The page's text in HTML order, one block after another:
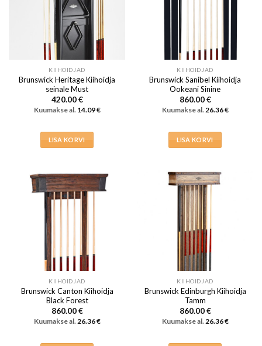
KIIHOIDJAD
Brunswick Heritage Kiihoidja
seinale Must
420.00€
Kuumakse al. 14.09€
LISA KORVI
KIIHOIDJAD
Brunswick Sanibel Kiihoidja
Ookeani Sinine
860.00€
Kuumakse al. 26.36€
LISA KORVI
KIIHOIDJAD
Brunswick Canton Kiihoidja
Black Forest
860.00€
Kuumakse al. 26.36€
KIIHOIDJAD
Brunswick Edinburgh Kiihoidja
Tamm
860.00€
Kuumakse al. 26.36€